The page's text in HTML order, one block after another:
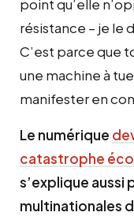
point qu’elle
résistance – je le
C’est parce que
une machine à
manifester en
Le numérique
catastrophe
s’explique aussi
multinationales